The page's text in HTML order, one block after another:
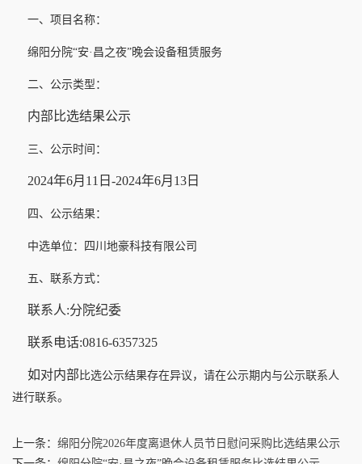
一、项目名称：
绵阳分院“安·昌之夜”晚会设备租赁服务
二、公示类型：
内部 比选结果公示
三、公示时间：
2024年6月 11 日 -2024年6月 13 日
四、公示结果：
中选单位：四川地豪科技有限公司
五、联系方式：
联系人:分院纪委
联系电话:0816-6357325
如对内部 比选公示结果存在异议，请在公示期内与公示联系人
进行联系。
上一条： 绵阳分院2026年度离退休人员节日慰问采购比选结果公示